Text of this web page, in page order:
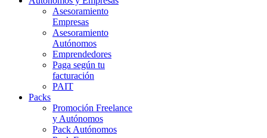
Asesoramiento
Empresas
Asesoramiento
Autónomos
Emprendedores
Paga según tu
facturación
PAIT
Packs
Promoción Freelance
y Autónomos
Pack Autónomos